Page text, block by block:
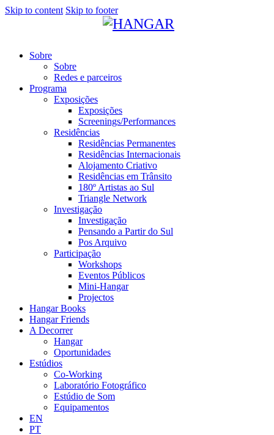
Skip to content Skip to footer
Sobre
Sobre
Redes e parceiros
Programa
Exposições
Exposições
Screenings/Performances
Residências
Residências Permanentes
Residências Internacionais
Alojamento Criativo
Residências em Trânsito
180º Artistas ao Sul
Triangle Network
Investigação
Investigação
Pensando a Partir do Sul
Pos Arquivo
Participação
Workshops
Eventos Públicos
Mini-Hangar
Projectos
Hangar Books
Hangar Friends
A Decorrer
Hangar
Oportunidades
Estúdios
Co-Working
Laboratório Fotográfico
Estúdio de Som
Equipamentos
EN
PT